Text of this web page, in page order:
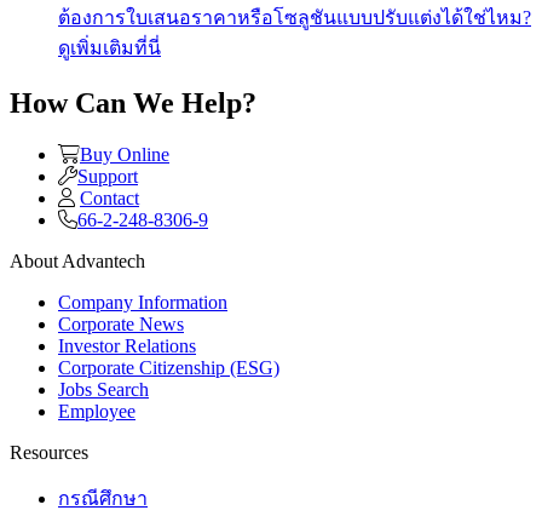
ต้องการใบเสนอราคาหรือโซลูชันแบบปรับแต่งได้ใช่ไหม?
ดูเพิ่มเติมที่นี่
How Can We Help?
Buy Online
Support
Contact
66-2-248-8306-9
About Advantech
Company Information
Corporate News
Investor Relations
Corporate Citizenship (ESG)
Jobs Search
Employee
Resources
กรณีศึกษา